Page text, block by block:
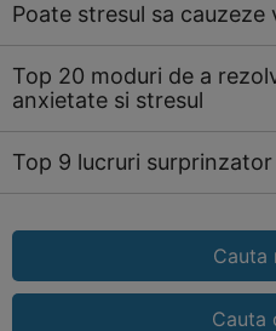
Poate stresul sa cauzeze
Top 20 moduri de a
anxietate si stresul
Top 9 lucruri
Cauta
Cauta